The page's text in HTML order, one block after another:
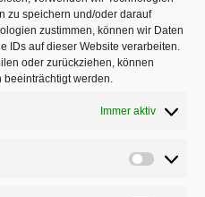
zu speichern und/oder darauf
zustimmen, können wir Daten
IDs auf dieser Website verarbeiten.
oder zurückziehen, können
beeinträchtigt werden.
Immer aktiv
in Köln aufjameda